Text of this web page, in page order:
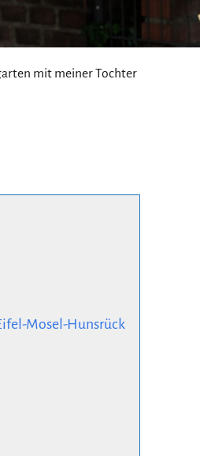
mit meiner Tochter
Mosel-Hunsrück